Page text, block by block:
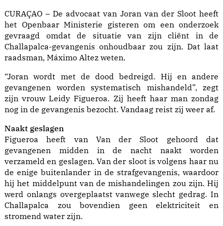
CURAÇAO – De advocaat van Joran van der Sloot heeft
het Openbaar Ministerie gisteren om een onderzoek
gevraagd omdat de situatie van zijn cliënt in de
Challapalca-gevangenis onhoudbaar zou zijn. Dat laat
raadsman, Máximo Altez weten.
“Joran wordt met de dood bedreigd. Hij en andere
gevangenen worden systematisch mishandeld”, zegt
zijn vrouw Leidy Figueroa. Zij heeft haar man zondag
nog in de gevangenis bezocht. Vandaag reist zij weer af.
Naakt geslagen
Figueroa heeft van Van der Sloot gehoord dat
gevangenen midden in de nacht naakt worden
verzameld en geslagen. Van der sloot is volgens haar nu
de enige buitenlander in de strafgevangenis, waardoor
hij het middelpunt van de mishandelingen zou zijn. Hij
werd onlangs overgeplaatst vanwege slecht gedrag. In
Challapalca zou bovendien geen elektriciteit en
stromend water zijn.